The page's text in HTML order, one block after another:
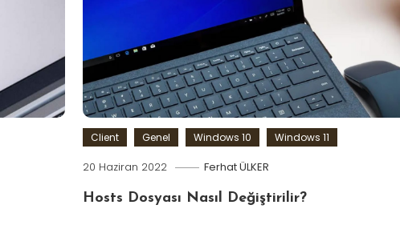
Client Genel Windows 10 Windows 11
20 Haziran 2022 Ferhat ÜLKER
Hosts Dosyası Nasıl Değiştirilir?